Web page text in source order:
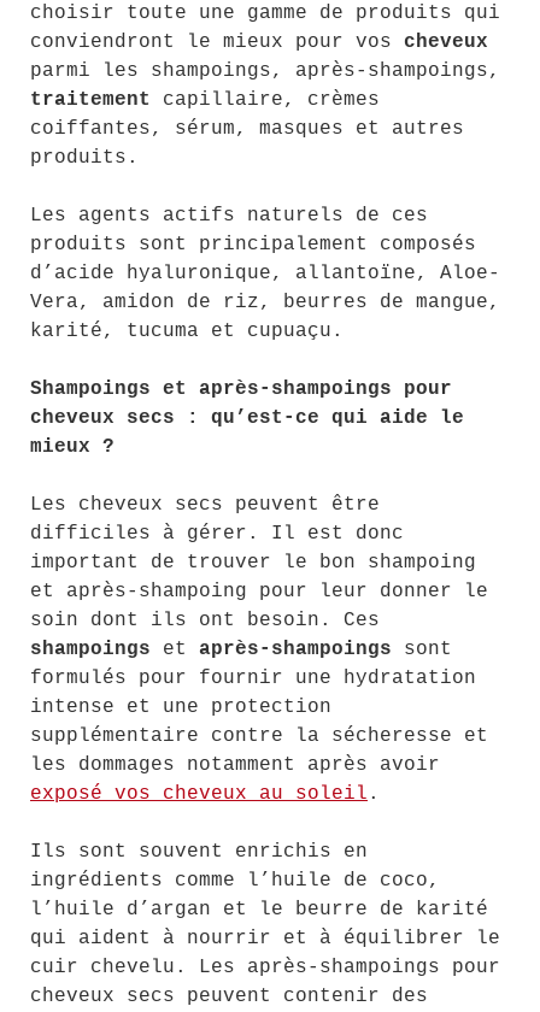
choisir toute une gamme de produits qui
conviendront le mieux pour vos cheveux
parmi les shampoings, après-shampoings,
traitement
capillaire, crèmes
coiffantes, sérum, masques et autres
produits.
Les agents actifs naturels de ces
produits sont principalement composés
d’acide hyaluronique, allantoïne, Aloe-
Vera, amidon de riz, beurres de mangue,
karité, tucuma et cupuaçu.
Shampoings et après-shampoings pour
cheveux secs : qu’est-ce qui aide le
mieux ?
Les cheveux secs peuvent être
difficiles à gérer. Il est donc
important de trouver le bon shampoing
et après-shampoing pour leur donner le
soin dont ils ont besoin. Ces
shampoings et après-shampoings sont
formulés pour fournir une hydratation
intense et une protection
supplémentaire contre la sécheresse et
les dommages notamment après avoir
exposé vos cheveux au soleil .
Ils sont souvent enrichis en
ingrédients comme l’huile de coco,
l’huile d’argan et le beurre de karité
qui aident à nourrir et à équilibrer le
cuir chevelu. Les après-shampoings pour
cheveux secs peuvent contenir des